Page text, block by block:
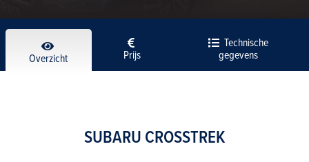
Overzicht Prijs
Technische
gegevens
SUBARU CROSSTREK